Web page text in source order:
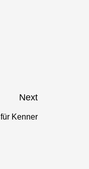
Next
Next
Kenner